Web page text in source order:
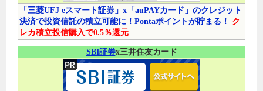
「三菱UFJ eスマート証券」x「auPAYカード」のクレジット
決済で投資信託の積立可能に！Pontaポイントが貯まる！
ク
レカ積立投信購入で0.5％還元
SBI証券x三井住友カード